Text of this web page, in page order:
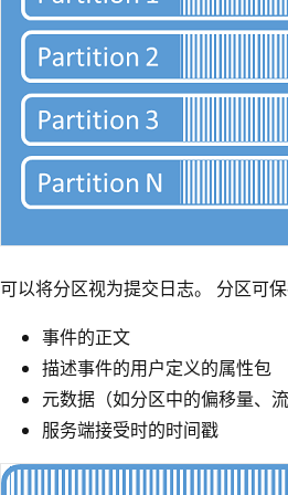
可以将分区视为提交日志。 分区可
事件的正文
描述事件的用户定义的属性包
元数据（如分区中的偏移量、
服务端接受时的时间戳